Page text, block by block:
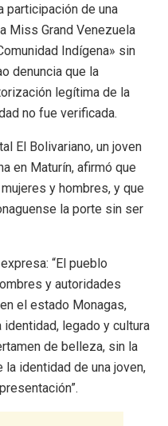
participación de una
Miss Grand Venezuela
Indígena» sin
denuncia que la
legítima de la
no fue verificada.
El Bolivariano, un joven
en Maturín, afirmó que
y hombres, y que
la porte sin ser
“El pueblo
y autoridades
el estado Monagas,
legado y cultura
de belleza, sin la
identidad de una joven,